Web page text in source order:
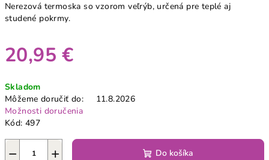
Nerezová termoska so vzorom veľrýb, určená pre teplé aj
studené pokrmy.
20,95 €
cena:
Skladom
Môžeme doručiť do:
11.8.2026
Možnosti doručenia
Kód: 497
+
− Do košíka